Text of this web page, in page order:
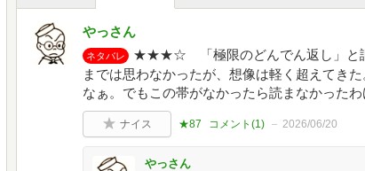
やっさん
ネタバレ
★★★☆ 「極限のどんでん返し」と謳
までは思わなかったが、想像は軽く超えてき
なぁ。でもこの帯がなかったら読まなかった
ナイス ★87 コメント(1) 2026/06/20
やっさん